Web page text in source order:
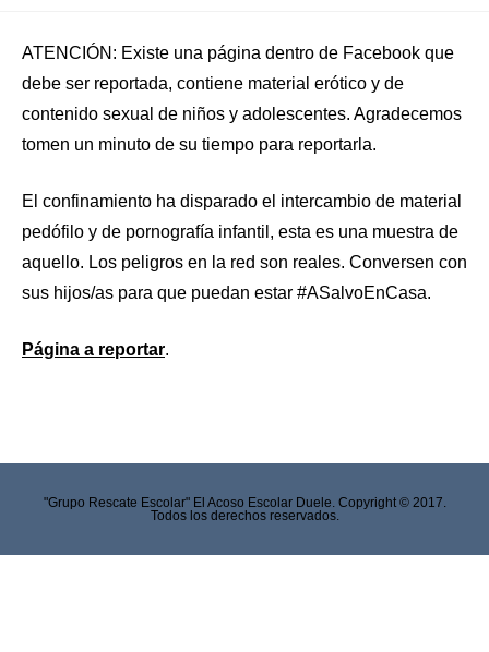
ATENCIÓN: Existe una página dentro de Facebook que
debe ser reportada, contiene material erótico y de
contenido sexual de niños y adolescentes. Agradecemos
tomen un minuto de su tiempo para reportarla.
El confinamiento ha disparado el intercambio de material
pedófilo y de pornografía infantil, esta es una muestra de
aquello. Los peligros en la red son reales. Conversen con
sus hijos/as para que puedan estar #ASalvoEnCasa.
Página a reportar.
"Grupo Rescate Escolar" El Acoso Escolar Duele. Copyright © 2017.
Todos los derechos reservados.